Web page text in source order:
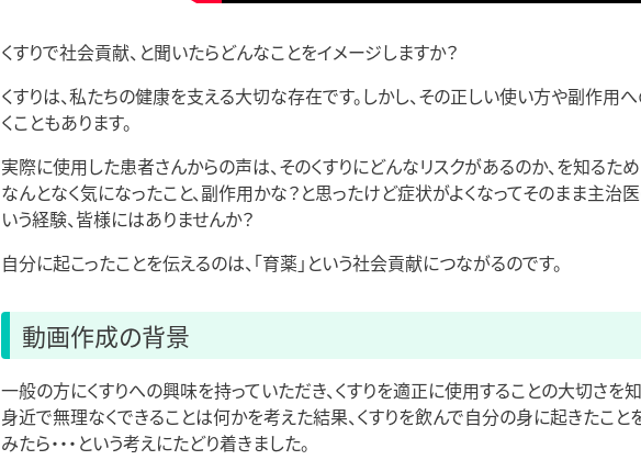
くすりで社会貢献、と聞いたらどんなことをイメージしますか？
くすりは、私たちの健康を支える大切な存在です。しかし、その正しい使い方や副作
くこともあります。
実際に使用した患者さんからの声は、そのくすりにどんなリスクがあるのか、を知るた
なんとなく気になったこと、副作用かな？と思ったけど症状がよくなってそのまま主
いう経験、皆様にはありませんか？
自分に起こったことを伝えるのは、「育薬」という社会貢献につながるのです。
動画作成の背景
一般の方にくすりへの興味を持っていただき、くすりを適正に使用することの大切さを
身近で無理なくできることは何かを考えた結果、くすりを飲んで自分の身に起きたこ
みたら・・・という考えにたどり着きました。